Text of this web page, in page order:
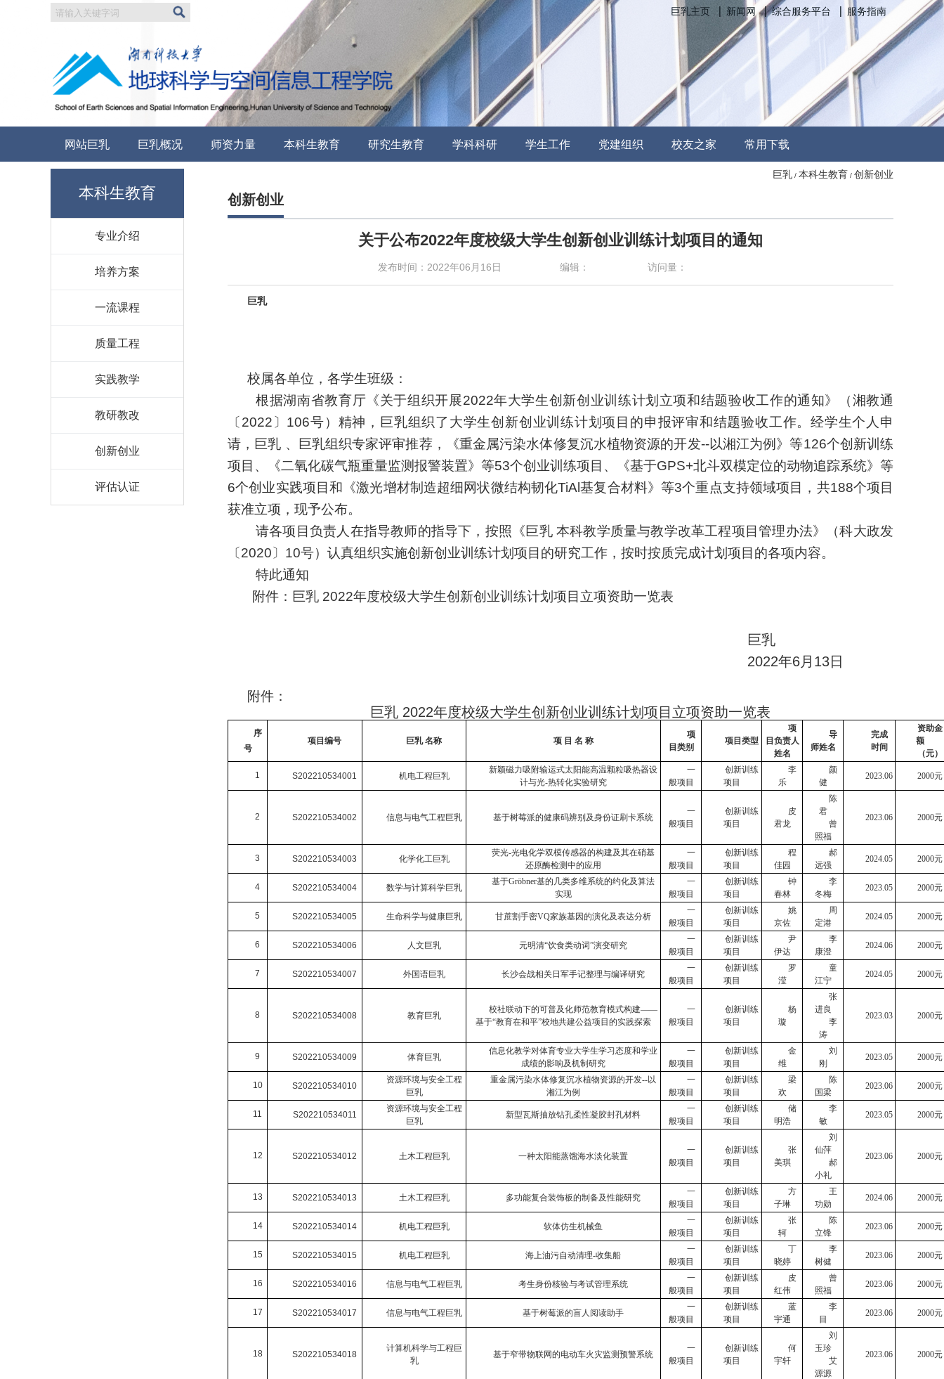
巨乳主页 新闻网 综合服务平台 服务指南
网站巨乳 巨乳概况 师资力量 本科生教育 研究生教育 学科科研 学生工作 党建组织 校友之家 常用下载
本科生教育
专业介绍
培养方案
一流课程
质量工程
实践教学
教研教改
创新创业
评估认证
巨乳 / 本科生教育 / 创新创业
创新创业
关于公布2022年度校级大学生创新创业训练计划项目的通知
发布时间：2022年06月16日 编辑： 访问量：
巨乳
校属各单位，各学生班级：
根据湖南省教育厅《关于组织开展2022年大学生创新创业训练计划立项和结题验收工作的通知》（湘教通
〔2022〕106号）精神，巨乳组织了大学生创新创业训练计划项目的申报评审和结题验收工作。经学生个人申
请，巨乳 、巨乳组织专家评审推荐，《重金属污染水体修复沉水植物资源的开发--以湘江为例》等126个创新训练
项目、《二氧化碳气瓶重量监测报警装置》等53个创业训练项目、《基于GPS+北斗双模定位的动物追踪系统》等
6个创业实践项目和《激光增材制造超细网状微结构韧化TiAl基复合材料》等3个重点支持领域项目，共188个项目
获准立项，现予公布。
请各项目负责人在指导教师的指导下，按照《巨乳 本科教学质量与教学改革工程项目管理办法》（科大政发
〔2020〕10号）认真组织实施创新创业训练计划项目的研究工作，按时按质完成计划项目的各项内容。
特此通知
附件：巨乳 2022年度校级大学生创新创业训练计划项目立项资助一览表
巨乳
2022年6月13日
附件：
巨乳 2022年度校级大学生创新创业训练计划项目立项资助一览表
序
号
项目编号 巨乳 名称 项 目 名 称
项
目类别
项目类型
项
目负责人
姓名
导
师姓名
完成
时间
资助金
额
（元）
1 S202210534001 机电工程巨乳
新颖磁力吸附输运式太阳能高温颗粒吸热器设
计与光-热转化实验研究
一
般项目
创新训练
项目
李
乐
颜
健
2023.06 2000元
2 S202210534002 信息与电气工程巨乳 基于树莓派的健康码辨别及身份证刷卡系统
一
般项目
创新训练
项目
皮
君龙
陈
君
曾
照福
2023. 06 2000元
3 S202210534003 化学化工巨乳
荧光-光电化学双模传感器的构建及其在硝基
还原酶检测中的应用
一
般项目
创新训练
项目
程
佳园
郝
远强
2024.05 2000元
4 S202210534004 数学与计算科学巨乳
基于Gröbner基的几类多维系统的约化及算法
实现
一
般项目
创新训练
项目
钟
春林
李
冬梅
2023.05 2000元
5 S202210534005 生命科学与健康巨乳 甘蔗割手密VQ家族基因的演化及表达分析
一
般项目
创新训练
项目
姚
京佐
周
定港
2024.05 2000元
6 S202210534006 人文巨乳 元明清“饮食类动词”演变研究
一
般项目
创新训练
项目
尹
伊达
李
康澄
2024.06 2000元
7 S202210534007 外国语巨乳 长沙会战相关日军手记整理与编译研究
一
般项目
创新训练
项目
罗
滢
童
江宁
2024 .05 2000元
8 S202210534008 教育巨乳
校社联动下的可普及化师范教育模式构建——
基于“教育在和平”校地共建公益项目的实践探索
一
般项目
创新训练
项目
杨
璇
张
进良
李
涛
2023. 03 2000元
9 S202210534009 体育巨乳
信息化教学对体育专业大学生学习态度和学业
成绩的影响及机制研究
一
般项目
创新训练
项目
金
维
刘
刚
2023 .05 2000元
10 S202210534010
资源环境与安全工程
巨乳
重金属污染水体修复沉水植物资源的开发--以
湘江为例
一
般项目
创新训练
项目
梁
欢
陈
国梁
2023.06 2000元
11 S202210534011
资源环境与安全工程
巨乳
新型瓦斯抽放钻孔柔性凝胶封孔材料
一
般项目
创新训练
项目
储
明浩
李
敏
2023. 05 2000元
12 S202210534012 土木工程巨乳 一种太阳能蒸馏海水淡化装置
一
般项目
创新训练
项目
张
美琪
刘
仙萍
郝
小礼
2023. 06 2000元
13 S202210534013 土木工程巨乳 多功能复合装饰板的制备及性能研究
一
般项目
创新训练
项目
方
子琳
王
功勋
2024. 06 2000元
14 S202210534014 机电工程巨乳 软体仿生机械鱼
一
般项目
创新训练
项目
张
轲
陈
立锋
2023.06 2000元
15 S202210534015 机电工程巨乳 海上油污自动清理-收集船
一
般项目
创新训练
项目
丁
晓婷
李
树健
2023.06 2000元
16 S202210534016 信息与电气工程巨乳 考生身份核验与考试管理系统
一
般项目
创新训练
项目
皮
红伟
曾
照福
2023. 06 2000元
17 S202210534017 信息与电气工程巨乳 基于树莓派的盲人阅读助手
一
般项目
创新训练
项目
蓝
宇通
李
目
2023. 06 2000元
18 S202210534018
计算机科学与工程巨
乳
基于窄带物联网的电动车火灾监测预警系统
一
般项目
创新训练
项目
何
宇轩
刘
玉珍
艾
源源
2023.06 2000元